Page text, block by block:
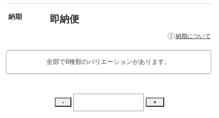
納期 即納便
納期について
全部で8種類のバリエーションがあります。